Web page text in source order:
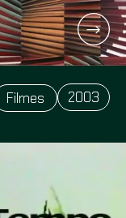
Filmes 2003